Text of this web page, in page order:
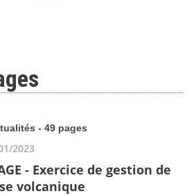
- 49 pages
2023
- Exercice de gestion de
volcanique